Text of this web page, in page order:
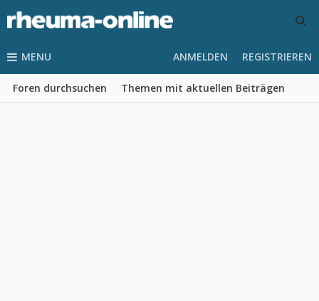
MENU
Foren durchsuchen Themen mit aktuellen Beiträgen
ANMELDEN REGISTRIEREN